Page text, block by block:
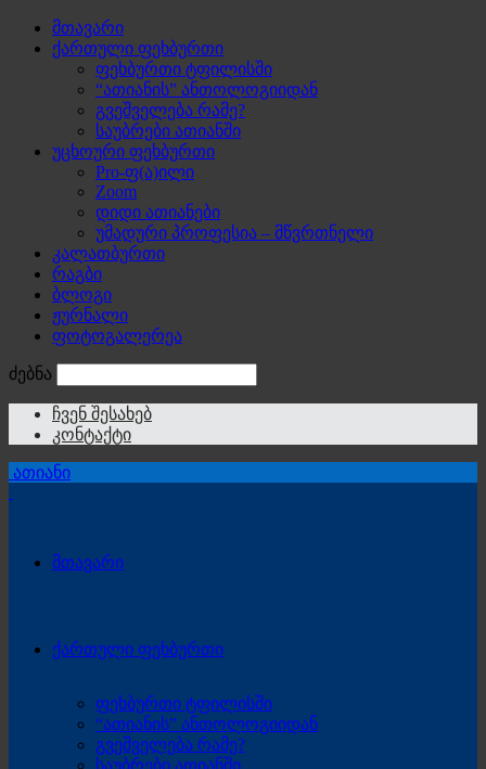
მთავარი
ქართული ფეხბურთი
ფეხბურთი ტფილისში
“ათიანის” ანთოლოგიიდან
გვეშველება რამე?
საუბრები ათიანში
უცხოური ფეხბურთი
Pro-ფ(ა)ილი
Zoom
დიდი ათიანები
უმადური პროფესია – მწვრთნელი
კალათბურთი
რაგბი
ბლოგი
ჟურნალი
ფოტოგალერეა
ძებნა
ჩვენ შესახებ
კონტაქტი
ათიანი
მთავარი
ქართული ფეხბურთი
ფეხბურთი ტფილისში
“ათიანის” ანთოლოგიიდან
გვეშველება რამე?
საუბრები ათიანში